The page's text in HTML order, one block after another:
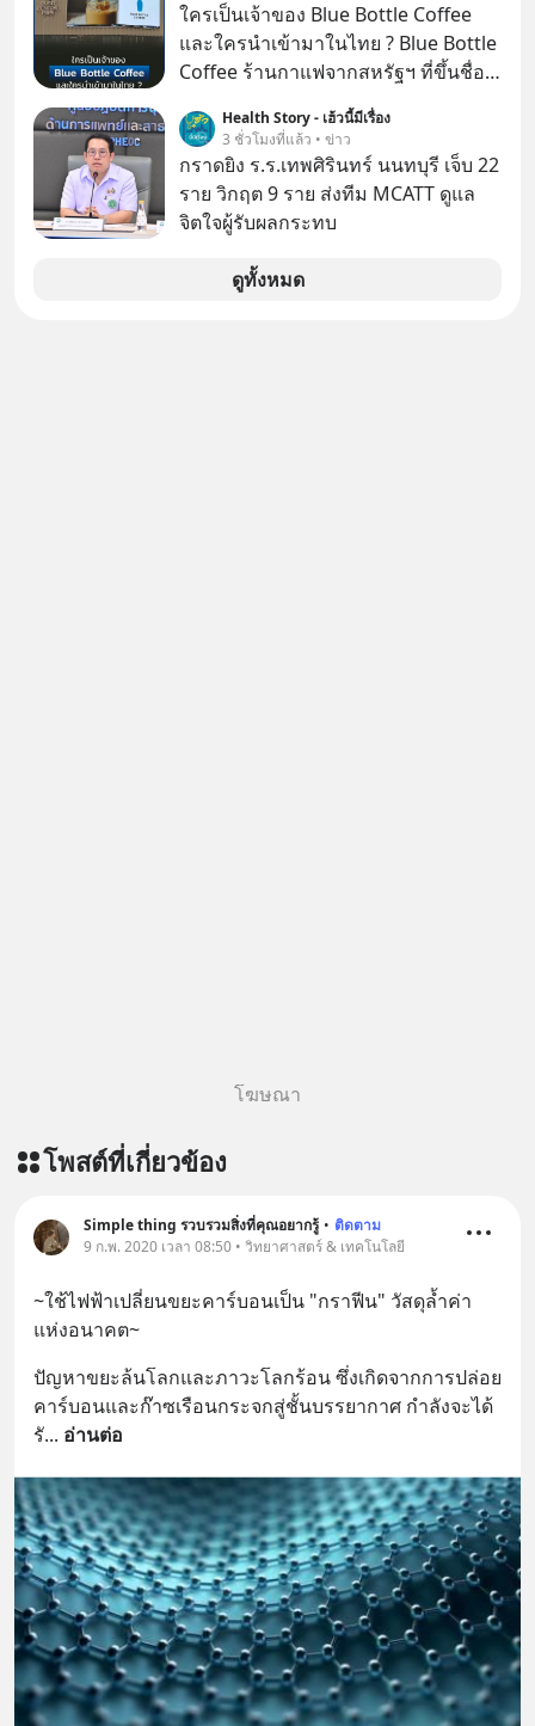
ใครเป็นเจ้าของ Blue Bottle Coffee
และใครนำเข้ามาในไทย ? Blue Bottle
Coffee ร้านกาแฟจากสหรัฐฯ ที่ขึ้นชื่อ
แรกในประเทศไทย ที่ Central Park
Health Story - เฮ้วนี้มีเรื่อง
3 ชั่วโมงที่แล้ว • ข่าว
กราดยิง ร.ร.เทพศิรินทร์ นนทบุรี เจ็บ 22
ราย วิกฤต 9 ราย ส่งทีม MCATT ดูแล
จิตใจผู้รับผลกระทบ
ดูทั้งหมด
โฆษณา
โพสต์ที่เกี่ยวข้อง
Simple thing รวบรวมสิ่งที่คุณอยากรู้ • ติดตาม
9 ก.พ. 2020 เวลา 08:50 • วิทยาศาสตร์ & เทคโนโลยี
~ใช้ไฟฟ้าเปลี่ยนขยะคาร์บอนเป็น "กราฟีน" วัสดุล้ำค่า
แห่งอนาคต~
ปัญหาขยะล้นโลกและภาวะโลกร้อน ซึ่งเกิดจากการปล่อย
คาร์บอนและก๊าซเรือนกระจกสู่ชั้นบรรยากาศ กำลังจะได้
รั... อ่านต่อ